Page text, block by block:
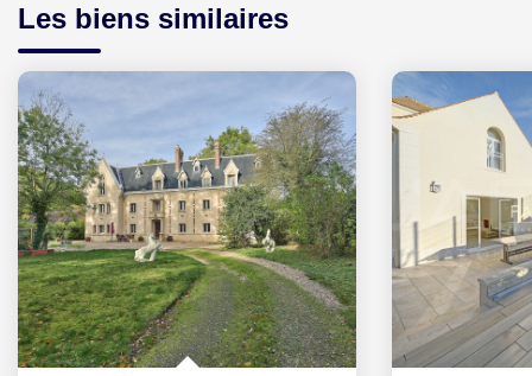
Les biens similaires